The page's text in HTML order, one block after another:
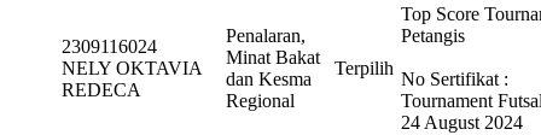
2309116024
NELY OKTAVIA
REDECA
Penalaran,
Minat Bakat
dan Kesma
Regional
Terpilih
Top Score
Petangis
No Sertifikat :
Tournament
24 August 2024